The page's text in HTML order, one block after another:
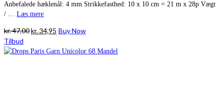
Anbefalede hæklenål: 4 mm Strikkefasthed: 10 x 10 cm = 21 m x 28p Vægt
/ … Læs mere
kr.47,00Den
pris
kr.34,95 Den
pris
Buy Now
Tilbud